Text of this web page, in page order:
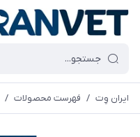
ایران وِت / فهرست محصولات /